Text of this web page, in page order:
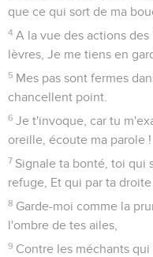
que ce qui sort de ma
4 A la vue des actions
lèvres, Je me tiens en
5 Mes pas sont fermes
chancellent point.
6 Je t'invoque, car tu
oreille, écoute ma parole !
7 Signale ta bonté, toi qui
refuge, Et qui par ta
8 Garde-moi comme la
l'ombre de tes ailes,
9 Contre les méchants